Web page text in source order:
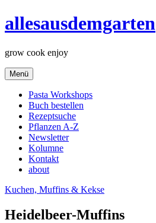
Zum
Inhalt
allesausdemgarten
grow cook enjoy
Menü
Pasta Workshops
Buch bestellen
Rezeptsuche
Pflanzen A-Z
Newsletter
Kolumne
Kontakt
about
Kuchen, Muffins & Kekse
Heidelbeer-Muffins